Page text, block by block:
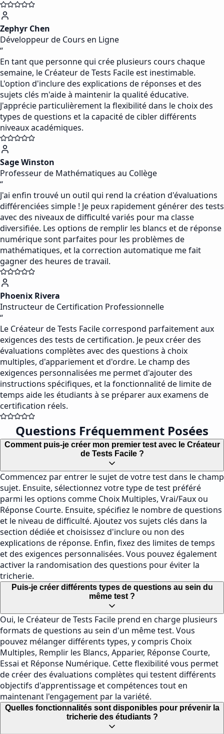
Zephyr Chen
Développeur de Cours en Ligne
“
En tant que personne qui crée plusieurs cours chaque
semaine, le Créateur de Tests Facile est inestimable.
L'option d'inclure des explications de réponses et des
sujets clés m'aide à maintenir la qualité éducative.
J'apprécie particulièrement la flexibilité dans le choix des
types de questions et la capacité de cibler différents
niveaux académiques.
Sage Winston
Professeur de Mathématiques au Collège
“
J'ai enfin trouvé un outil qui rend la création d'évaluations
différenciées simple ! Je peux rapidement générer des tests
avec des niveaux de difficulté variés pour ma classe
diversifiée. Les options de remplir les blancs et de réponse
numérique sont parfaites pour les problèmes de
mathématiques, et la correction automatique me fait
gagner des heures de travail.
Phoenix Rivera
Instructeur de Certification Professionnelle
“
Le Créateur de Tests Facile correspond parfaitement aux
exigences des tests de certification. Je peux créer des
évaluations complètes avec des questions à choix
multiples, d'appariement et d'ordre. Le champ des
exigences personnalisées me permet d'ajouter des
instructions spécifiques, et la fonctionnalité de limite de
temps aide les étudiants à se préparer aux examens de
certification réels.
Questions Fréquemment Posées
Comment puis-je créer mon premier test avec le Créateur
de Tests Facile ?
Commencez par entrer le sujet de votre test dans le champ
sujet. Ensuite, sélectionnez votre type de test préféré
parmi les options comme Choix Multiples, Vrai/Faux ou
Réponse Courte. Ensuite, spécifiez le nombre de questions
et le niveau de difficulté. Ajoutez vos sujets clés dans la
section dédiée et choisissez d'inclure ou non des
explications de réponse. Enfin, fixez des limites de temps
et des exigences personnalisées. Vous pouvez également
activer la randomisation des questions pour éviter la
tricherie.
Puis-je créer différents types de questions au sein du
même test ?
Oui, le Créateur de Tests Facile prend en charge plusieurs
formats de questions au sein d'un même test. Vous
pouvez mélanger différents types, y compris Choix
Multiples, Remplir les Blancs, Apparier, Réponse Courte,
Essai et Réponse Numérique. Cette flexibilité vous permet
de créer des évaluations complètes qui testent différents
objectifs d'apprentissage et compétences tout en
maintenant l'engagement par la variété.
Quelles fonctionnalités sont disponibles pour prévenir la
tricherie des étudiants ?